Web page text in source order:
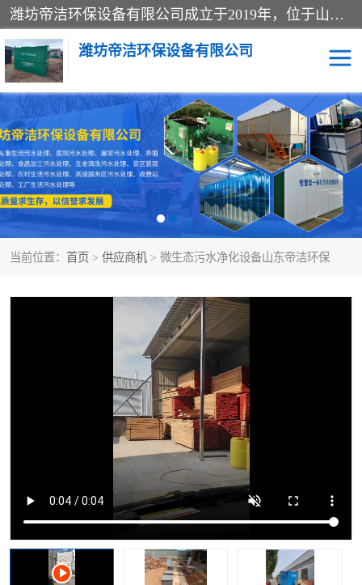
潍坊帝洁环保设备有限公司成立于2019年，位于山东省潍坊市潍城经济开发区；公司专注于环境保护专用设备及配件的研发、生产、安装与销售，同时涉及医用消毒设备、机电设备和仪器仪表的销售。此外，公司提供环保工程施工、环保技术研发与转让、技术服务以及环境工程专项设计服务，致力于为客户提供全面的环保解决方案，助力绿色可持续发展。
潍坊帝洁环保设备有限公司
当前位置： 首页 > 供应商机 > 微生态污水净化设备山东帝洁环保
一体化提升泵站 屠宰肉食品加工污水处理
设备
一体化生活污水处理设备 学校污水处理设备
医院污水处理设备 喷涂废水油墨废水
玻璃钢一体化污水处理设
备
水性涂料加工污水处理设
备
食品加工污水处理设备 工厂加工污水处理设备
养殖污水处理设备 洗涤污水处理设备
洗车废水处理设备 实验室污水处理设备
平流式溶气气浮机 风景区旅游景点污水处理
设备
高速服务区收费站污水处
理设备
微动力生化污水处理设备
海鲜加工污水处理设备 蒸发器设备价格
客运站污水处理设备 航站楼厕所污水处理设备
UASB厌氧塔 加油站油田景点旅游区污